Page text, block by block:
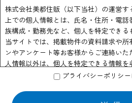
株式会社美都住販（以下当社）の運営す
上での個人情報とは、氏名・住所・電
族構成・勤務先など、個人を特定できる
当サイトでは、掲載物件の資料請求や
ンやアンケート等お客様からご連絡い
人情報以外は、個人を特定できる情報
個人情報の利用
プライバシーポリシー